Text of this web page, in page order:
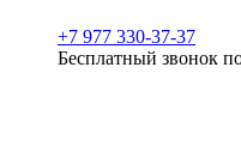
+7 977 330-37-37
Бесплатный звонок